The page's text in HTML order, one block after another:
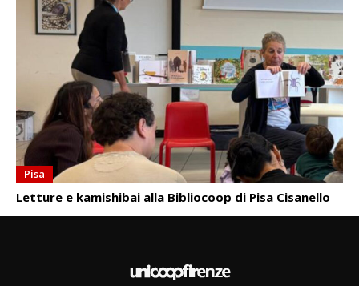
Pisa
Letture e kamishibai alla Bibliocoop di Pisa Cisanello